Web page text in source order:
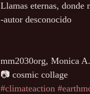
Llamas eternas, donde
-autor desconocido
mm2030org, Monica A.
📷 cosmic collage
#climateaction